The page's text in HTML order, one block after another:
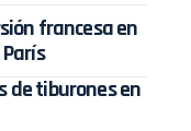
francesa en
tiburones en